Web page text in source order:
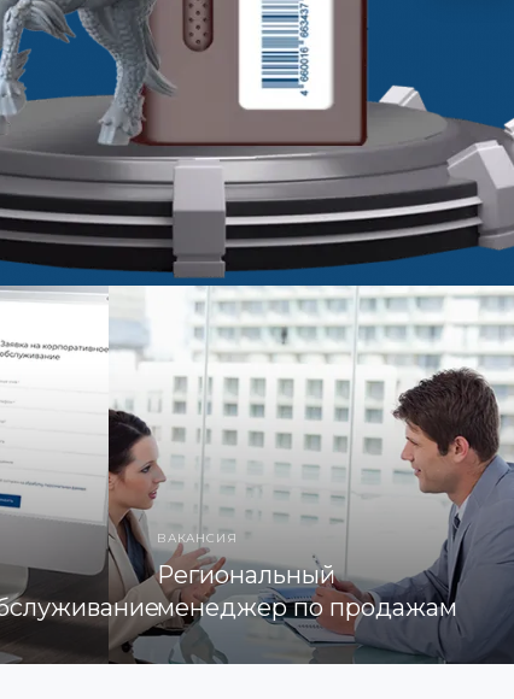
ВАКАНСИЯ
Региональный
менеджер по продажам